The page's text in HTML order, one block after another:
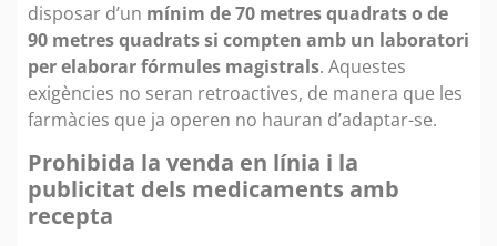
disposar d’un mínim de 70 metres quadrats o de
90 metres quadrats si compten amb un laboratori
per elaborar fórmules magistrals. Aquestes
exigències no seran retroactives, de manera que les
farmàcies que ja operen no hauran d’adaptar-se.
Prohibida la venda en línia i la
publicitat dels medicaments amb
recepta